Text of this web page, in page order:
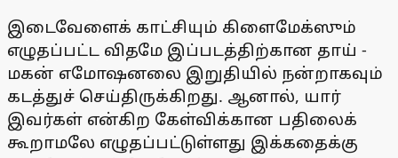
இடைவேளைக் காட்சியும் கிளைமேக்ஸும்
எழுதப்பட்ட விதமே இப்படத்திற்கான தாய் -
மகன் எமோஷனலை இறுதியில் நன்றாகவும்
கடத்துச் செய்திருக்கிறது. ஆனால், யார்
இவர்கள் என்கிற கேள்விக்கான பதிலைக்
கூறாமலே எழுதப்பட்டுள்ளது இக்கதைக்கு